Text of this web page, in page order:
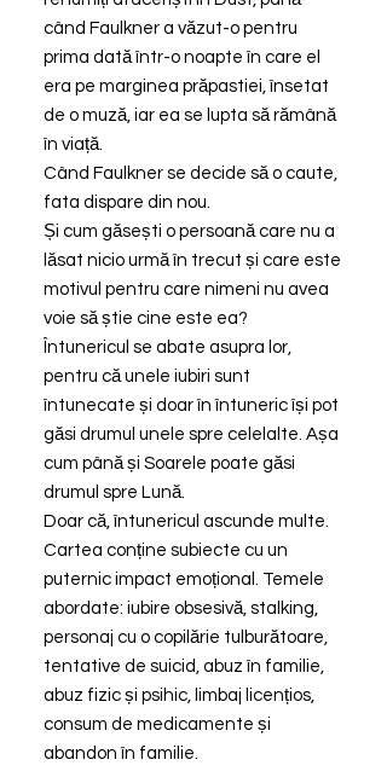
când Faulkner a văzut-o pentru
prima dată într-o noapte în care el
era pe marginea prăpastiei, însetat
de o muză, iar ea se lupta să rămână
în viață.
Când Faulkner se decide să o caute,
fata dispare din nou.
Și cum găsești o persoană care nu a
lăsat nicio urmă în trecut și care este
motivul pentru care nimeni nu avea
voie să știe cine este ea?
Întunericul se abate asupra lor,
pentru că unele iubiri sunt
întunecate și doar în întuneric își pot
găsi drumul unele spre celelalte. Așa
cum până și Soarele poate găsi
drumul spre Lună.
Doar că, întunericul ascunde multe.
Cartea conține subiecte cu un
puternic impact emoțional. Temele
abordate: iubire obsesivă, stalking,
personaj cu o copilărie tulburătoare,
tentative de suicid, abuz în familie,
abuz fizic și psihic, limbaj licențios,
consum de medicamente și
abandon în familie.